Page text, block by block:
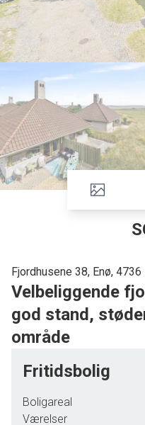
Fjordhusene 38, Enø,
Velbeliggende
god stand,
område
eftertragtede Fjordhuse. Boligen
Fritidsbolig
Boligareal
Værelser